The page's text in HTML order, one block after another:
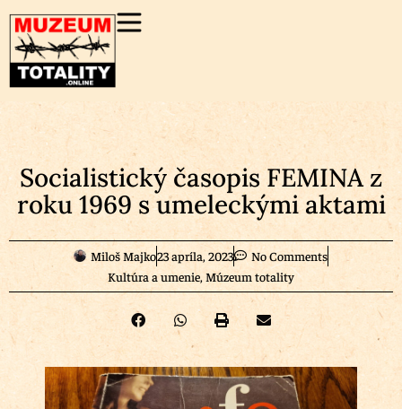
Socialistický časopis FEMINA z
roku 1969 s umeleckými aktami
Miloš Majko23 apríla, 2023
No Comments
Kultúra a umenie, Múzeum totality